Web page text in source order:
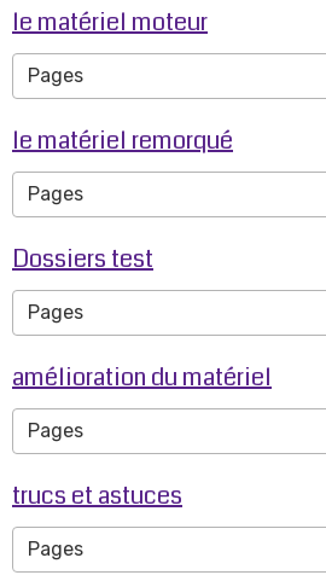
le matériel moteur
le matériel remorqué
Dossiers test
amélioration du matériel
trucs et astuces